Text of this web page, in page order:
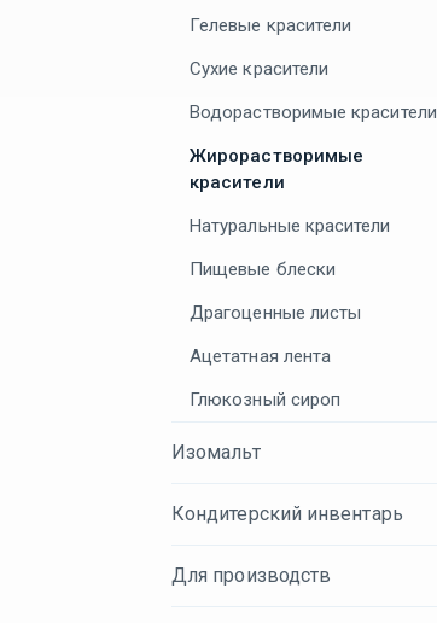
Гелевые красители
Сухие красители
Водорастворимые красители
Жирорастворимые
красители
Натуральные красители
Пищевые блески
Драгоценные листы
Ацетатная лента
Глюкозный сироп
Изомальт
Кондитерский инвентарь
Для производств